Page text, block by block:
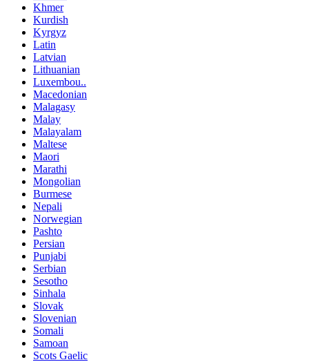
Khmer
Kurdish
Kyrgyz
Latin
Latvian
Lithuanian
Luxembou..
Macedonian
Malagasy
Malay
Malayalam
Maltese
Maori
Marathi
Mongolian
Burmese
Nepali
Norwegian
Pashto
Persian
Punjabi
Serbian
Sesotho
Sinhala
Slovak
Slovenian
Somali
Samoan
Scots Gaelic